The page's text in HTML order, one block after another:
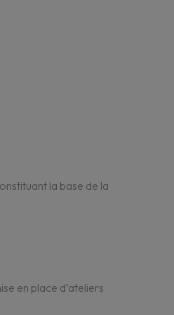
la base de la
en place d’ate­liers